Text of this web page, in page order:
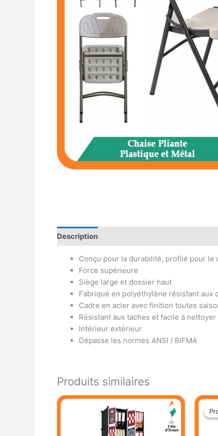
Description
Conçu pour la durabilité, profilé pour le
Force supérieure
Siège large et dossier haut
Fabriqué en polyéthylène résistant aux
Cadre en acier avec finition toutes
Résistant aux taches et facile à nettoyer
Intérieur extérieur
Dépasse les normes ANSI / BIFMA
Produits similaires